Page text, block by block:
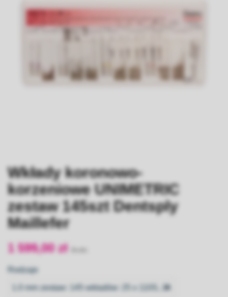
Wkłady koronowo-
korzeniowe UNIMETRIC
zestaw 145szt Dentsply
Maillefer
1 599,00 zł
Rodzaje